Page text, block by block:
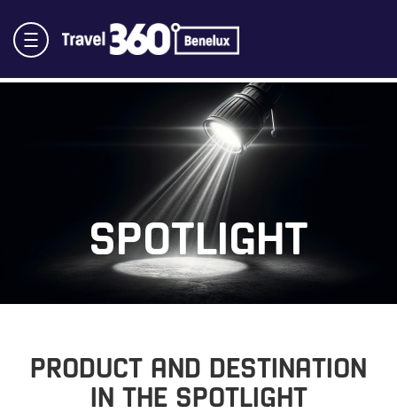
SPOTLIGHT
PRODUCT AND DESTINATION
IN THE SPOTLIGHT